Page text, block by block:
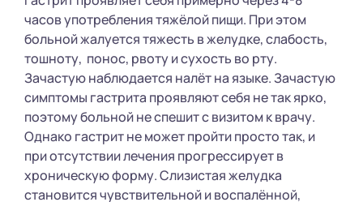
часов употребления тяжёлой пищи. При этом
больной жалуется тяжесть в желудке, слабость,
тошноту, понос, рвоту и сухость во рту.
Зачастую наблюдается налёт на языке. Зачастую
симптомы гастрита проявляют себя не так ярко,
поэтому больной не спешит с визитом к врачу.
Однако гастрит не может пройти просто так, и
при отсутствии лечения прогрессирует в
хроническую форму. Слизистая желудка
становится чувствительной и воспалённой,